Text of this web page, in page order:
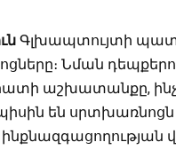
Գլխապտույտի
Նման
աշխատանքը,
են սրտխառնոցն ու